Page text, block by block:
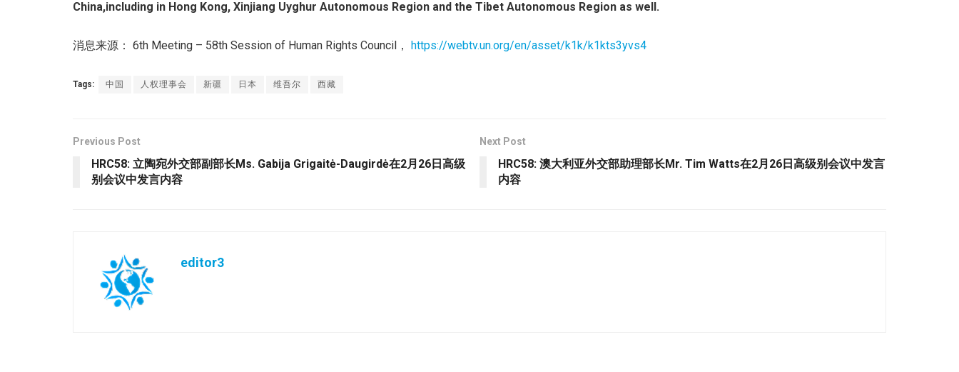
China,including in Hong Kong, Xinjiang Uyghur Autonomous Region and the Tibet Autonomous Region as well.
消息来源： 6th Meeting – 58th Session of Human Rights Council， https://webtv.un.org/en/asset/k1k/k1kts3yvs4
Tags: 中国 人权理事会 新疆 日本 维吾尔 西藏
Previous Post
HRC58: 立陶宛外交部副部长Ms. Gabija Grigaitė-Daugirdė在2月26日高级
别会议中发言内容
Next Post
HRC58: 澳大利亚外交部助理部长Mr. Tim Watts在2月26日高级别会议中发言
内容
editor3